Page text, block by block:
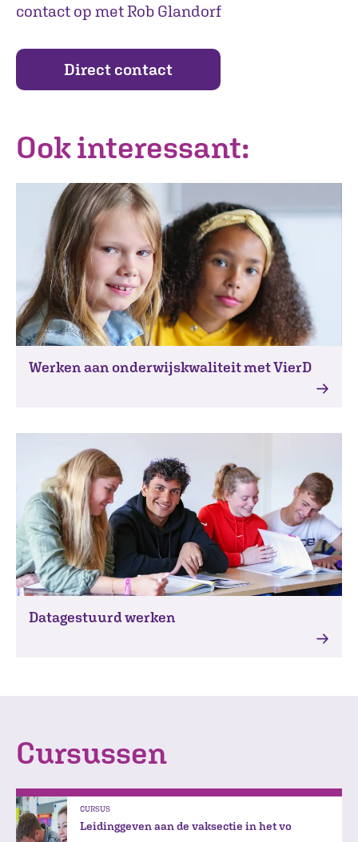
contact op met Rob Glandorf
Direct contact
Ook interessant:
Werken aan onderwijskwaliteit met VierD
Datagestuurd werken
Cursussen
CURSUS
Leidinggeven aan de vaksectie in het vo